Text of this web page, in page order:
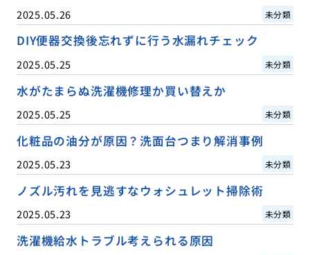
2025.05.26 未分類
DIY便器交換後忘れずに行う水漏れチェック
2025.05.25 未分類
水がたまらぬ洗濯機修理か買い替えか
2025.05.25 未分類
化粧品の油分が原因？洗面台つまり解消事例
2025.05.23 未分類
ノズル汚れを見逃すなウォシュレット掃除術
2025.05.23 未分類
洗濯機給水トラブル考えられる原因